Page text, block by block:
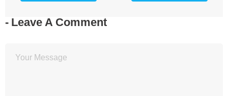
Leave A Comment